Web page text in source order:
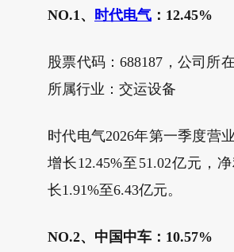
NO.1、 时代电气 ：12.45%
股票代码：688187，公司所
所属行业：交运设备
时代电气2026年第一季度营
增长12.45%至51.02亿元，
长1.91%至6.43亿元。
NO.2、中国中车：10.57%